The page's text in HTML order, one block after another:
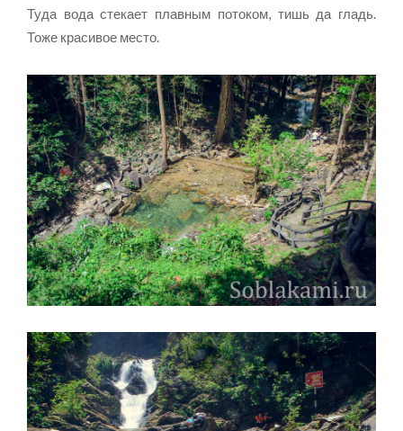
Туда вода стекает плавным потоком, тишь да гладь.
Тоже красивое место.